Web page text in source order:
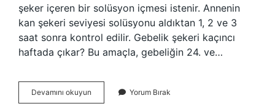
şeker içeren bir solüsyon içmesi istenir. Annenin
kan şekeri seviyesi solüsyonu aldıktan 1, 2 ve 3
saat sonra kontrol edilir. Gebelik şekeri kaçıncı
haftada çıkar? Bu amaçla, gebeliğin 24. ve…
Devamını okuyun
Gebelik
Yorum Bırak